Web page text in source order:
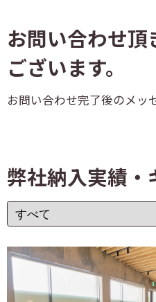
お問い合わせ頂
ございます。
お問い合わせ完了後のメッ
弊社納入実績・